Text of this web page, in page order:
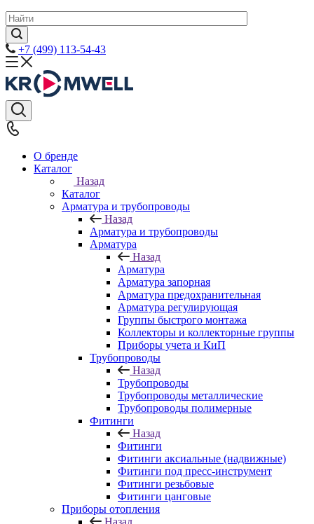
+7 (499) 113-54-43
О бренде
Каталог
Назад
Каталог
Арматура и трубопроводы
Назад
Арматура и трубопроводы
Арматура
Назад
Арматура
Арматура запорная
Арматура предохранительная
Арматура регулирующая
Группы быстрого монтажа
Коллекторы и коллекторные группы
Приборы учета и КиП
Трубопроводы
Назад
Трубопроводы
Трубопроводы металлические
Трубопроводы полимерные
Фитинги
Назад
Фитинги
Фитинги аксиальные (надвижные)
Фитинги под пресс-инструмент
Фитинги резьбовые
Фитинги цанговые
Приборы отопления